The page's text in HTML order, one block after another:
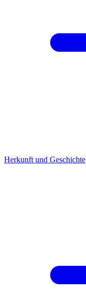
Herkunft und Geschichte